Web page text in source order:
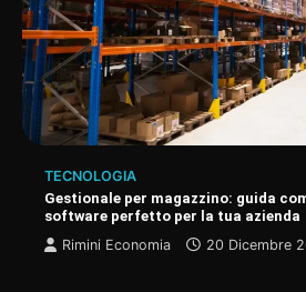
TECNOLOGIA
Gestionale per magazzino: guida
software perfetto per la tua azienda
Rimini Economia
20 Dicembre